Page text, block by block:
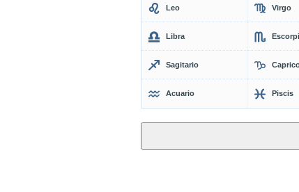
Leo Virgo
Libra
Sagitario
Acuario Piscis